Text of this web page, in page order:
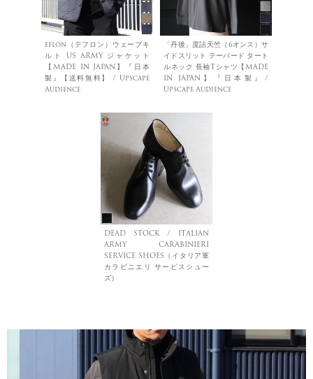
eflon（テフロン）ウェーブキ
ルト US ARMY ジャケット
【MADE IN JAPAN】『日本
製』【送料無料】 / Upscape
Audience
「丹後」度詰天竺（6オンス）サ
イドスリット テーパード タート
ルネック 長袖Tシャツ【MADE
IN JAPAN】『日本製』/
Upscape Audience
DEAD STOCK / ITALIAN
ARMY CARABINIERI
SERVICE SHOES（イタリア軍
カラビニエリ サービスシュー
ズ）